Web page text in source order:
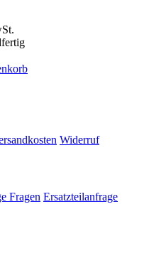
Widerruf
Fragen Ersatzteilanfrage